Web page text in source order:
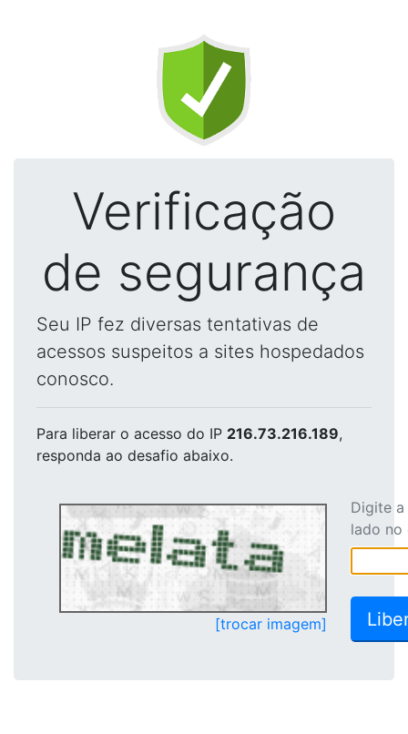
Verificação
de segurança
Seu IP fez diversas tentativas de
acessos suspeitos a sites hospedados
conosco.
Para liberar o acesso do IP 216.73.216.189,
responda ao desafio abaixo.
[trocar imagem]
Digite
lado no